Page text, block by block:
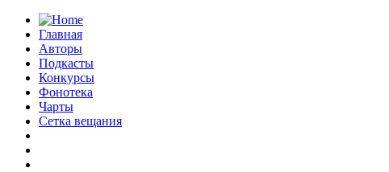
Главная
Авторы
Подкасты
Конкурсы
Фонотека
Чарты
Сетка вещания